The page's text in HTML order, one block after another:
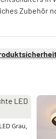
Zubehör
Grau,